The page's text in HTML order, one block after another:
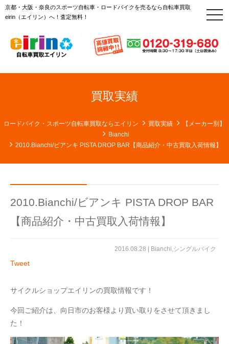
京都・大阪・奈良のスポーツ自転車・ロードバイクを売るなら自転車買取
eirin（エイリン）へ！査定無料！
t
o
l
e
v
o
n
買取実績
ロードバイク・スポーツ自転車買取ならエイリン 買取実績
【メーカー別】
Bianchi
2010.Bianchi/ビアンキ PISTA DROP BAR【商品紹介・中古買取入荷情報】
2010.Bianchi/ビアンキ PISTA DROP BAR
【商品紹介・中古買取入荷情報】
2016.08.28 | Bianchi,シングルバイク
Tweet
サイクルショップエイリンの買取情報です！
今回ご紹介は、向日市のお客様より買い取りをさせて頂きまし
た！